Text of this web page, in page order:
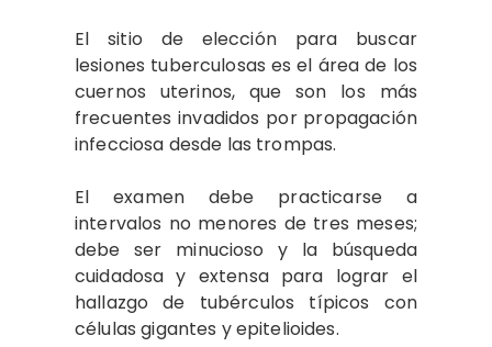
El sitio de elección para buscar
lesiones tuberculosas es el área de los
cuernos uterinos, que son los más
frecuentes invadidos por propagación
infecciosa desde las trompas.
El examen debe practicarse a
intervalos no menores de tres meses;
debe ser minucioso y la búsqueda
cuidadosa y extensa para lograr el
hallazgo de tubérculos típicos con
células gigantes y epitelioides.